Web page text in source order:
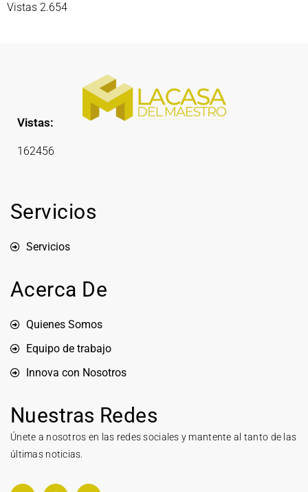
Vistas 2.654
Vistas:
162456
Servicios
Servicios
Acerca De
Quienes Somos
Equipo de trabajo
Innova con Nosotros
Nuestras Redes
Únete a nosotros en las redes sociales y mantente al tanto de las
últimas noticias.